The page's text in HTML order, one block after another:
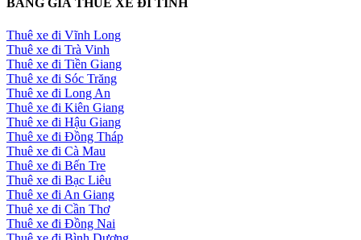
BẢNG GIÁ THUÊ XE ĐI TỈNH
Thuê xe đi Vĩnh Long
Thuê xe đi Trà Vinh
Thuê xe đi Tiền Giang
Thuê xe đi Sóc Trăng
Thuê xe đi Long An
Thuê xe đi Kiên Giang
Thuê xe đi Hậu Giang
Thuê xe đi Đồng Tháp
Thuê xe đi Cà Mau
Thuê xe đi Bến Tre
Thuê xe đi Bạc Liêu
Thuê xe đi An Giang
Thuê xe đi Cần Thơ
Thuê xe đi Đồng Nai